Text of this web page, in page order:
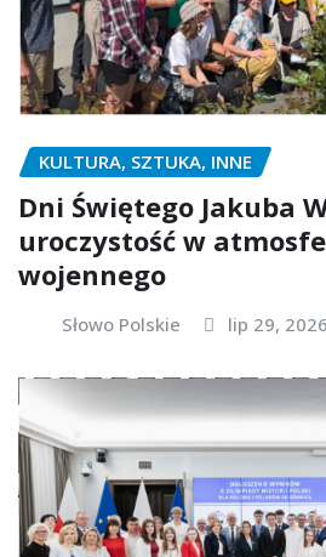
KULTURA, SZTUKA, INNE
Dni Świętego Jakuba
uroczystość w
wojennego
Słowo Polskie lip 29, 2026